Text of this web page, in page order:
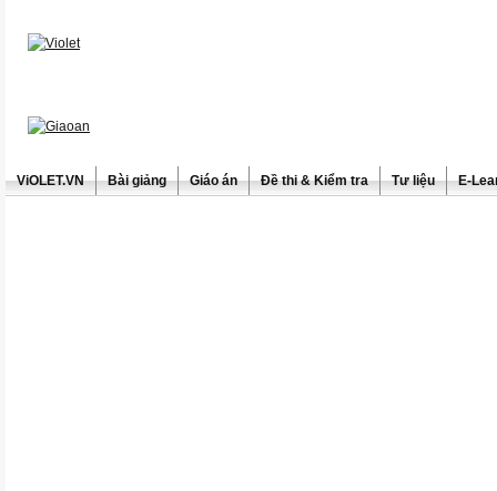
ViOLET.VN Bài giảng Giáo án Đề thi & Kiểm tra Tư liệu E-